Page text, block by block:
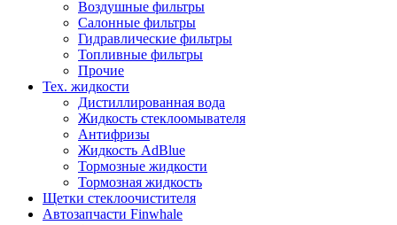
Воздушные фильтры
Салонные фильтры
Гидравлические фильтры
Топливные фильтры
Прочие
Тех. жидкости
Дистиллированная вода
Жидкость стеклоомывателя
Антифризы
Жидкость AdBlue
Тормозные жидкости
Тормозная жидкость
Щетки стеклоочистителя
Автозапчасти Finwhale